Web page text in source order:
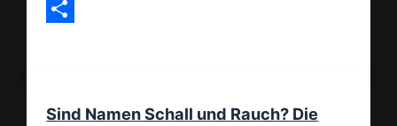
Email
Sind Namen Schall und Rauch? Die